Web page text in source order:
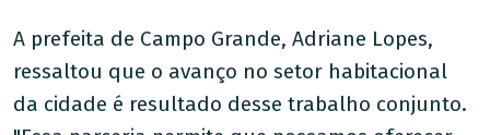
A prefeita de Campo Grande, Adriane Lopes,
ressaltou que o avanço no setor habitacional
da cidade é resultado desse trabalho conjunto.